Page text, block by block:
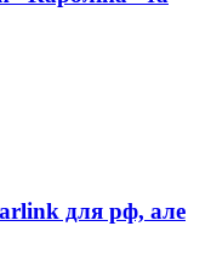
для рф, але